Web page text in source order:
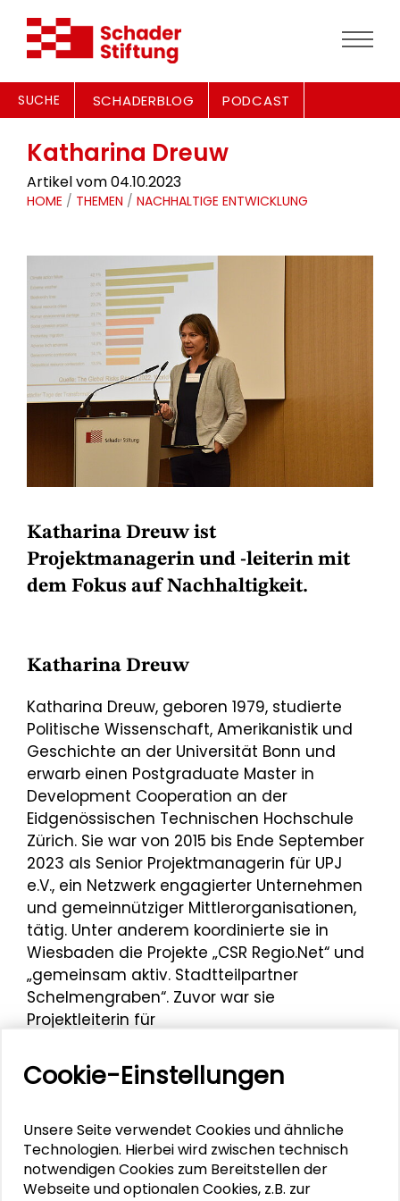
SUCHE SCHADERBLOG PODCAST
Katharina Dreuw
Artikel vom 04.10.2023
HOME / THEMEN / NACHHALTIGE ENTWICKLUNG
Katharina Dreuw ist
Projektmanagerin und -leiterin mit
dem Fokus auf Nachhaltigkeit.
Katharina Dreuw
Katharina Dreuw, geboren 1979, studierte
Politische Wissenschaft, Amerikanistik und
Geschichte an der Universität Bonn und
erwarb einen Postgraduate Master in
Development Cooperation an der
Eidgenössischen Technischen Hochschule
Zürich. Sie war von 2015 bis Ende September
2023 als Senior Projektmanagerin für UPJ
e.V., ein Netzwerk engagierter Unternehmen
und gemeinnütziger Mittlerorganisationen,
tätig. Unter anderem koordinierte sie in
Wiesbaden die Projekte „CSR Regio.Net“ und
„gemeinsam aktiv. Stadtteilpartner
Schelmengraben“. Zuvor war sie
Projektleiterin für
Internationale Weiterbildung und
Entwicklung gGmbH (InWEnt). Als Consultant
Dreuw sowohl mittelständische als auch
große Unternehmen und Verbände bei der
Entwicklung individueller
Cookie-Einstellungen
Unsere Seite verwendet Cookies und ähnliche
Technologien. Hierbei wird zwischen technisch
notwendigen Cookies zum Bereitstellen der
Webseite und optionalen Cookies, z.B. zur